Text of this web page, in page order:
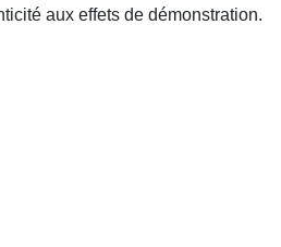
aux effets de démonstration.